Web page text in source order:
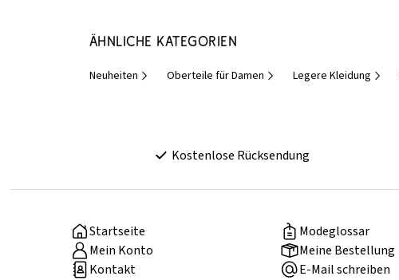
Ähnliche Kategorien
Neuheiten Oberteile für Damen Legere Kleidung
Kostenlose Rücksendung
Startseite
Modeglossar
Mein Konto
Meine Bestellung
Kontakt
E-Mail schreiben